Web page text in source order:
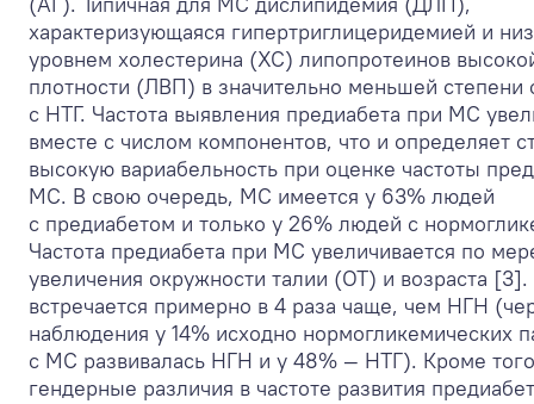
характеризующаяся гипертриглицеридемией и
уровнем холестерина (ХС) липопротеинов
плотности (ЛВП) в значительно меньшей степени
с НТГ. Частота выявления предиабета при МС
вместе с числом компонентов, что и определяет
высокую вариабельность при оценке частоты
МС. В свою очередь, МС имеется у 63% людей
с предиабетом и только у 26% людей с
Частота предиабета при МС увеличивается по
увеличения окружности талии (ОТ) и возраста
встречается примерно в 4 раза чаще, чем НГН
наблюдения у 14% исходно нормогликемических
с МС развивалась НГН и у 48% — НТГ). Кроме
гендерные различия в частоте развития